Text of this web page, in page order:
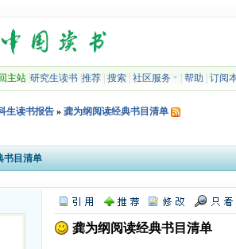
主站| 研究生读书| 推荐| 搜索| 社区服务 帮助 订阅
生读书报告» 龚为纲阅读经典书目清单
书目清单
龚为纲阅读经典书目清单